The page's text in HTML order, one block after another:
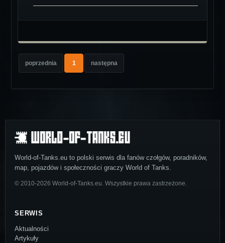
poprzednia 1 następna
World-of-Tanks.eu to polski serwis dla fanów czołgów, poradników,
map, pojazdów i społeczności graczy World of Tanks.
© 2010-2026 World-of-Tanks.eu. Wszystkie prawa zastrzeżone.
SERWIS
Aktualności
Artykuły